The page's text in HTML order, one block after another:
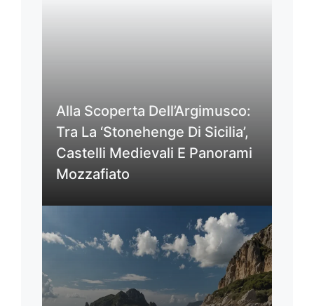
Alla Scoperta Dell’Argimusco:
Tra La ‘Stonehenge Di Sicilia’,
Castelli Medievali E Panorami
Mozzafiato